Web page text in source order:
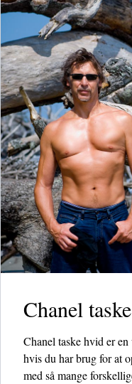
Chanel
Chanel taske hvid er
hvis du har brug for at
med så mange